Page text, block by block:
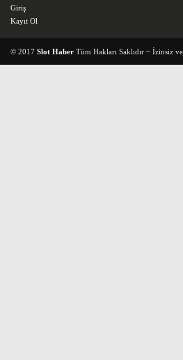
Giriş
Kayıt Ol
© 2017 Slot Haber Tüm Hakları Saklıdır ~ İzinsiz